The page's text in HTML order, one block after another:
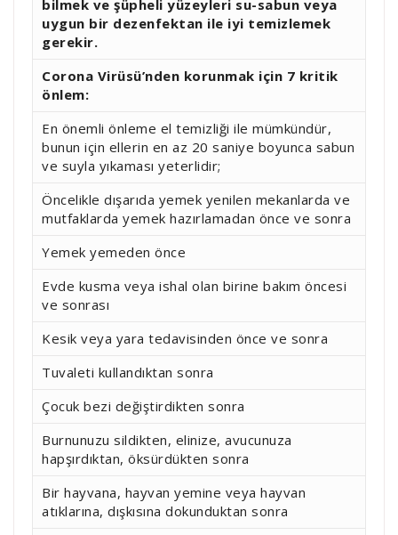
bilmek ve şüpheli yüzeyleri su-sabun veya
uygun bir dezenfektan ile iyi temizlemek
gerekir.
Corona Virüsü’nden korunmak için 7 kritik
önlem:
En önemli önleme el temizliği ile mümkündür,
bunun için ellerin en az 20 saniye boyunca sabun
ve suyla yıkaması yeterlidir;
Öncelikle dışarıda yemek yenilen mekanlarda ve
mutfaklarda yemek hazırlamadan önce ve sonra
Yemek yemeden önce
Evde kusma veya ishal olan birine bakım öncesi
ve sonrası
Kesik veya yara tedavisinden önce ve sonra
Tuvaleti kullandıktan sonra
Çocuk bezi değiştirdikten sonra
Burnunuzu sildikten, elinize, avucunuza
hapşırdıktan, öksürdükten sonra
Bir hayvana, hayvan yemine veya hayvan
atıklarına, dışkısına dokunduktan sonra